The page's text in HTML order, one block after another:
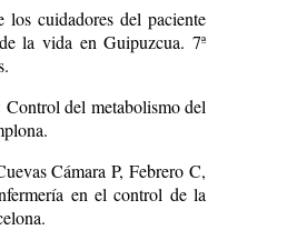
cuidadores del paciente
la vida en Guipuzcua. 7ª
del metabolismo del
Cámara P, Febrero C,
en el control de la